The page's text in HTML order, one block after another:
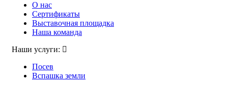
О нас
Сертификаты
Выставочная площадка
Наша команда
Наши услуги:
Посев
Вспашка земли